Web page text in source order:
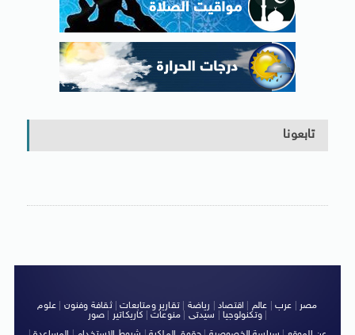
تابعونا
مصر عرب عالم اقتصاد رياضة |تقارير ومتابعات|ثقافة وفنون
علوم
وتكنولوجيا| سيدتى منوعات كاريكاتير صور
|